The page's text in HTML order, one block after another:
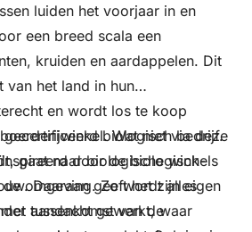
luiden het voorjaar in en
een breed scala een
kruiden en aardappelen. Dit
van het land in hun
en wordt los te koop
Wat niet via deze
gaat naar biologische winkels
omgeving. Zo wordt alles
tussenkomst van de
gecertificeerd biologisch bedrijf.
door de biologisch-
Daaraan geeft het zijn eigen
aandacht gewerkt, waar